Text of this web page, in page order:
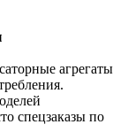
агрегаты
спецзаказы по